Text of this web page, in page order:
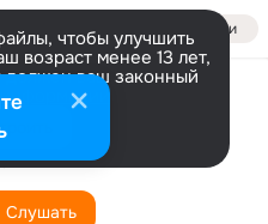
Войти
чтобы улучшить
возраст менее 13 лет,
ваш законный
Слушать